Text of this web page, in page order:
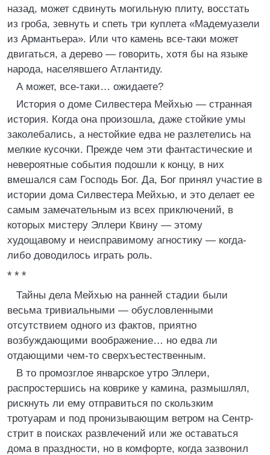
назад, может сдвинуть могильную плиту, восстать
из гроба, зевнуть и спеть три куплета «Мадемуазели
из Армантьера». Или что камень все-таки может
двигаться, а дерево — говорить, хотя бы на языке
народа, населявшего Атлантиду.
А может, все-таки… ожидаете?
История о доме Силвестера Мейхью — странная
история. Когда она произошла, даже стойкие умы
заколебались, а нестойкие едва не разлетелись на
мелкие кусочки. Прежде чем эти фантастические и
невероятные события подошли к концу, в них
вмешался сам Господь Бог. Да, Бог принял участие в
истории дома Силвестера Мейхью, и это делает ее
самым замечательным из всех приключений, в
которых мистеру Эллери Квину — этому
худощавому и неисправимому агностику — когда-
либо доводилось играть роль.
* * *
Тайны дела Мейхью на ранней стадии были
весьма тривиальными — обусловленными
отсутствием одного из фактов, приятно
возбуждающими воображение… но едва ли
отдающими чем-то сверхъестественным.
В то промозглое январское утро Эллери,
распростершись на коврике у камина, размышлял,
рискнуть ли ему отправиться по скользким
тротуарам и под пронизывающим ветром на Сентр-
стрит в поисках развлечений или же оставаться
дома в праздности, но в комфорте, когда зазвонил